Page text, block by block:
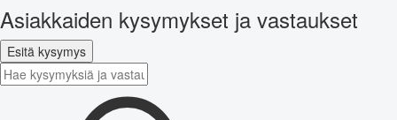
Asiakkaiden kysymykset ja vastaukset
Esitä kysymys